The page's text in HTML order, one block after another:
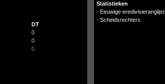
DT
0
0
0
Statistieken
- Eeuwige eredivisieranglijst
- Scheidsrechters